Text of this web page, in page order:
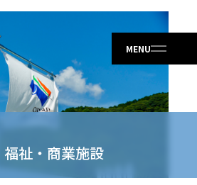
祉・商業施設